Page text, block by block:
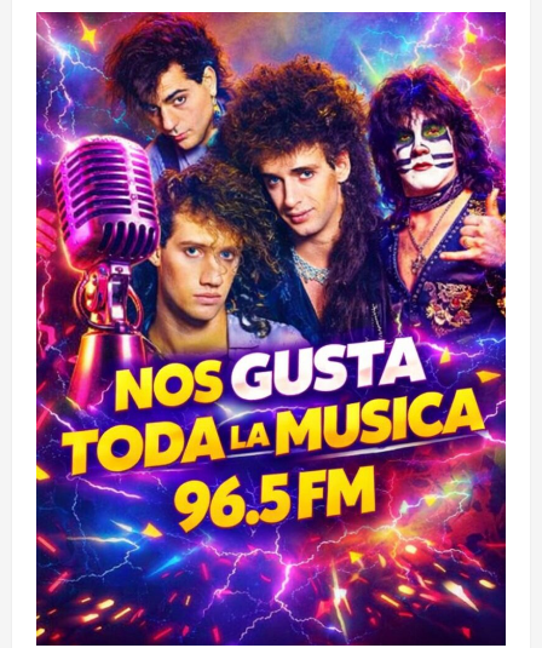
Gabriel
Boric
tras
cita
con
líder
chino
Xi
Jinping:
respalda
principio
de
«una
sola
China»